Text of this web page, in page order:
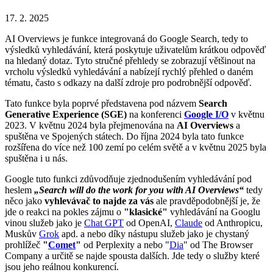
17. 2. 2025
AI Overviews je funkce integrovaná do Google Search, tedy to
výsledků vyhledávání, která poskytuje uživatelům krátkou odpověď
na hledaný dotaz. Tyto stručné přehledy se zobrazují většinout na
vrcholu výsledků vyhledávání a nabízejí rychlý přehled o daném
tématu, často s odkazy na další zdroje pro podrobnější odpověď.
Tato funkce byla poprvé představena pod názvem Search
Generative Experience (SGE) na konferenci Google I/O v květnu
2023. V květnu 2024 byla přejmenována na AI Overviews a
spuštěna ve Spojených státech. Do října 2024 byla tato funkce
rozšířena do více než 100 zemí po celém světě a v květnu 2025 byla
spuštěna i u nás.
Google tuto funkci zdůvodňuje zjednodušením vyhledávání pod
heslem „Search will do the work for you with AI Overviews“ tedy
něco jako vyhlevávač to najde za vás ale pravděpodobnější je, že
jde o reakci na pokles zájmu o "klasické" vyhledávání na Googlu
vinou služeb jako je Chat GPT od OpenAI, Claude od Anthropicu,
Muskův Grok apd. a nebo díky nástupu služeb jako je chystaný
prohlížeč "Comet" od Perplexity a nebo "Dia" od The Browser
Company a určitě se najde spousta dalších. Jde tedy o služby které
jsou jeho reálnou konkurencí.